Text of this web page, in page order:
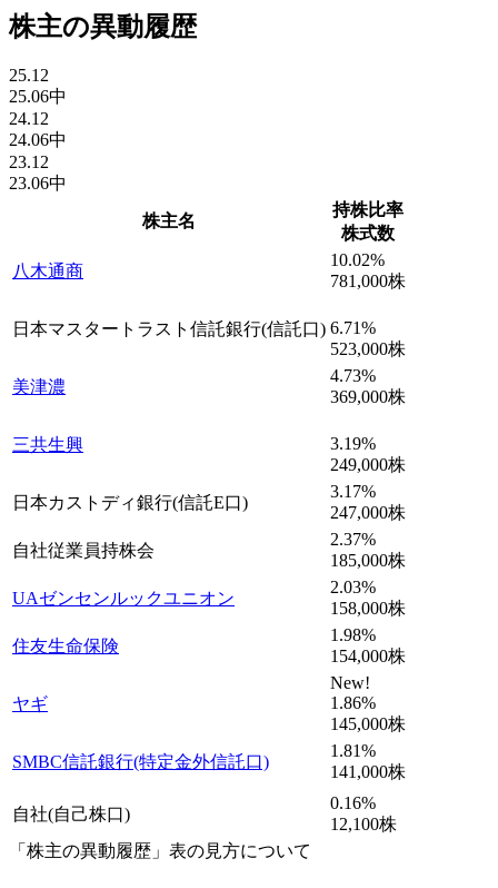
株主の異動履歴
25.12
25.06中
24.12
24.06中
23.12
23.06中
株主名
持株比率
株式数
八木通商
10.02%
781,000株
日本マスタートラスト信託銀行(信託口) 6.71%
523,000株
美津濃
4.73%
369,000株
三共生興 3.19%
249,000株
日本カストディ銀行(信託E口)
3.17%
247,000株
自社従業員持株会
2.37%
185,000株
UAゼンセンルックユニオン
2.03%
158,000株
住友生命保険
1.98%
154,000株
ヤギ
New!
1.86%
145,000株
SMBC信託銀行(特定金外信託口)
1.81%
141,000株
自社(自己株口)
0.16%
12,100株
「株主の異動履歴」表の見方について